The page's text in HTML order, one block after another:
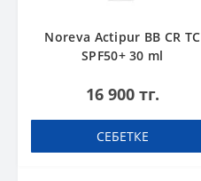
Noreva Actipur BB CR TC
SPF50+ 30 ml
16 900 тг.
СЕБЕТКЕ